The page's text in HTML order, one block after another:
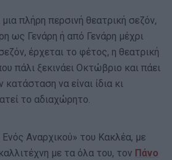
μια πλήρη περσινή θεατρική σεζόν,
ως Γενάρη ή από Γενάρη μέχρι
έρχεται το φέτος, η θεατρική
πάλι ξεκινάει Οκτώβριο και πάει
κατάσταση να είναι ίδια κι
το αδιαχώρητο.
Αναρχικού» του Κακλέα, με
με τα όλα του, τον Πάνο